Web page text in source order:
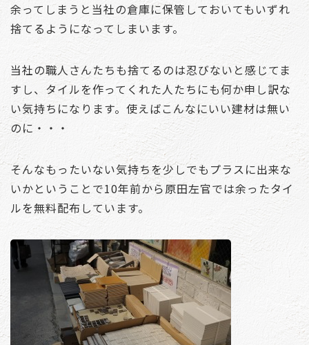
余ってしまうと当社の倉庫に保管しておいてもいずれ
捨てるようになってしまいます。
当社の職人さんたちも捨てるのは忍びないと感じてま
すし、タイルを作ってくれた人たちにも何か申し訳な
い気持ちになります。使えばこんなにいい建材は無い
のに・・・
そんなもったいない気持ちを少しでもプラスに出来な
いかということで10年前から原田左官では余ったタイ
ルを無料配布しています。